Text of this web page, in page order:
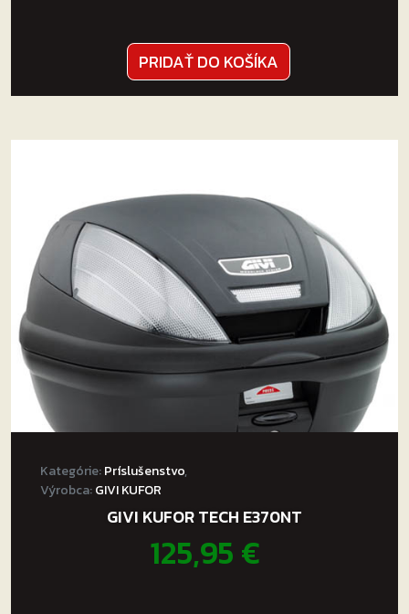
PRIDAŤ DO KOŠÍKA
Kategórie:Príslušenstvo,
Výrobca:GIVI KUFOR
GIVI KUFOR TECH E370NT
125,95€